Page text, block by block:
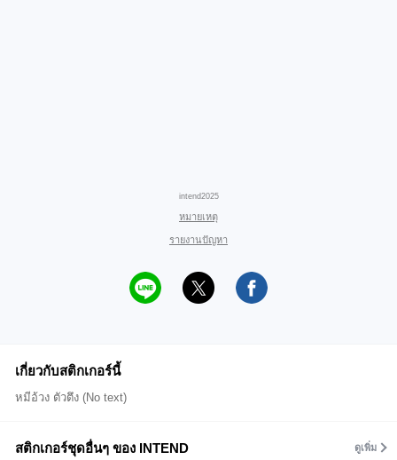
intend2025
หมายเหตุ
รายงานปัญหา
เกี่ยวกับสติกเกอร์นี้
หมีอ้วง ตัวตึง (No text)
สติกเกอร์ชุดอื่นๆ ของ INTEND ดูเพิ่ม